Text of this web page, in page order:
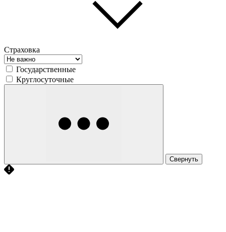
Страховка
Государственные
Круглосуточные
Свернуть